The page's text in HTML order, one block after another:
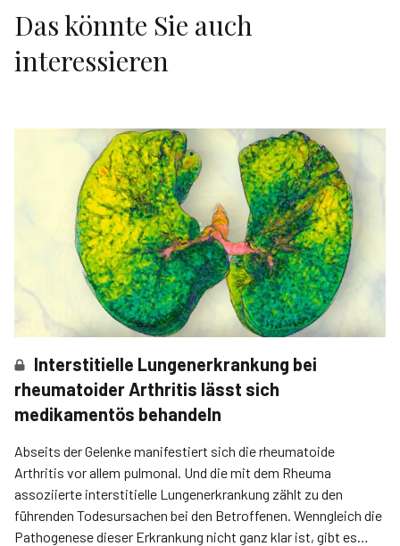
Das könnte Sie auch
interessieren
Interstitielle Lungenerkrankung bei
rheumatoider Arthritis lässt sich
medikamentös behandeln
Abseits der Gelenke manifestiert sich die rheumatoide
Arthritis vor allem pulmonal. Und die mit dem Rheuma
assoziierte interstitielle Lungenerkrankung zählt zu den
führenden Todesursachen bei den Betroffenen. Wenngleich die
Pathogenese dieser Erkrankung nicht ganz klar ist, gibt es